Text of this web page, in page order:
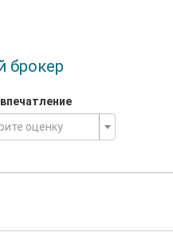
брокер
оценку